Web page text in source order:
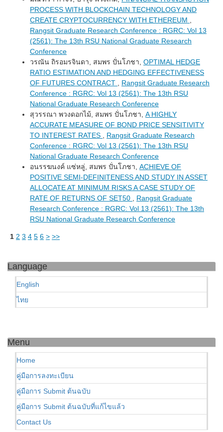
PROCESS WITH BLOCKCHAIN TECHNOLOGY AND
CREATE CRYPTOCURRENCY WITH ETHEREUM ,
Rangsit Graduate Research Conference : RGRC: Vol 13
(2561): The 13th RSU National Graduate Research
Conference
วรณัน ถิรอมรจินดา, สมพร ปั่นโภชา, OPTIMAL HEDGE
RATIO ESTIMATION AND HEDGING EFFECTIVENESS
OF FUTURES CONTRACT , Rangsit Graduate Research
Conference : RGRC: Vol 13 (2561): The 13th RSU
National Graduate Research Conference
สุวรรณา พวงดอกไม้, สมพร ปั่นโภชา, A HIGHLY
ACCURATE MEASURE OF BOND PRICE SENSITIVITY
TO INTEREST RATES , Rangsit Graduate Research
Conference : RGRC: Vol 13 (2561): The 13th RSU
National Graduate Research Conference
อนรรฆนงค์ แซ่หลู่, สมพร ปั่นโภชา, ACHIEVE OF
POSITIVE SEMI-DEFINITENESS AND STUDY IN ASSET
ALLOCATE AT MINIMUM RISKS A CASE STUDY OF
RATE OF RETURNS OF SET50 , Rangsit Graduate
Research Conference : RGRC: Vol 13 (2561): The 13th
RSU National Graduate Research Conference
1 2 3 4 5 6 > >>
Language
English
ไทย
Menu
Home
คู่มือการลงทะเบียน
คู่มือการ Submit ต้นฉบับ
คู่มือการ Submit ต้นฉบับที่แก้ไขแล้ว
Contact Us